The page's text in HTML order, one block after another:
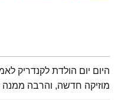
תמצית הפודקאסט
היום יום הולדת לקנדריק
מוזיקה חדשה, והרבה ממנה